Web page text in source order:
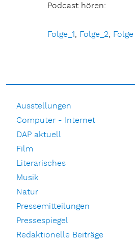
Podcast hören:
Folge_1, Folge_2,
Ausstellungen
Computer - Internet
DAP aktuell
Film
Literarisches
Musik
Natur
Pressemitteilungen
Pressespiegel
Redaktionelle Beiträge